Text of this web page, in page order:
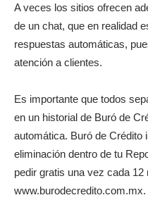
A veces los sitios ofrecen
de un chat, que en realidad
respuestas automáticas,
atención a clientes.
Es importante que todos
en un historial de Buró de
automática. Buró de Crédito
eliminación dentro de tu
pedir gratis una vez cada 12
www.burodecredito.com.mx.